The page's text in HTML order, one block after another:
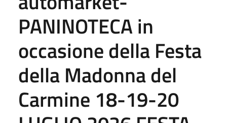
PANINOTECA in
occasione della Festa
della Madonna del
Carmine 18-19-20